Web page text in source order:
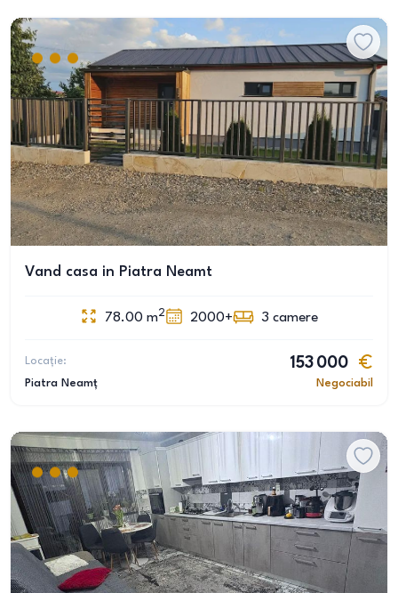
Vand casa in Piatra Neamt
78.00 m2 2000+ 3 camere
Locație:
Piatra Neamț
153 000
Negociabil